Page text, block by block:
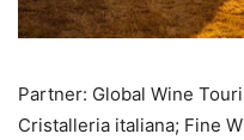
Partner: Global Wine
Cristalleria italiana; Fine